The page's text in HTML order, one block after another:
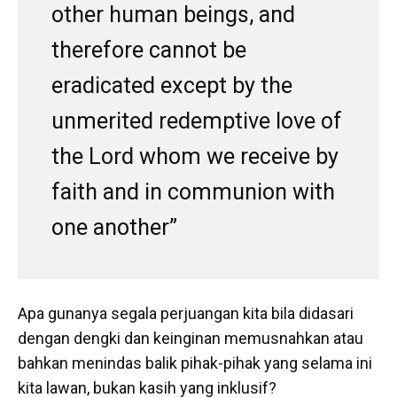
other human beings, and
therefore cannot be
eradicated except by the
unmerited redemptive love of
the Lord whom we receive by
faith and in communion with
one another”
Apa gunanya segala perjuangan kita bila didasari
dengan dengki dan keinginan memusnahkan atau
bahkan menindas balik pihak-pihak yang selama ini
kita lawan, bukan kasih yang inklusif?